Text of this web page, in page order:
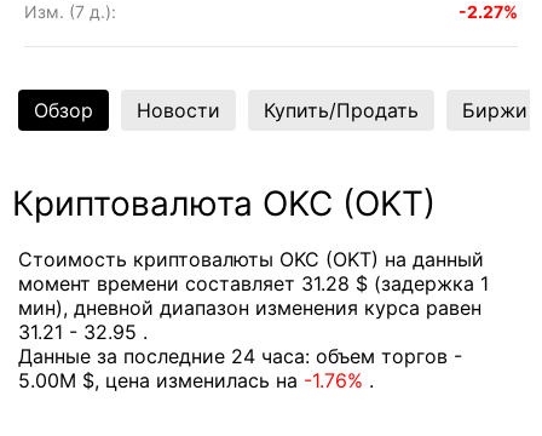
Изм. (7 д.):
-2.27%
Обзор Новости Купить/Продать Биржи
Криптовалюта OKC (OKT)
Стоимость криптовалюты OKC (OKT) на данный
момент времени составляет 31.28 $ (задержка 1
мин), дневной диапазон изменения курса равен
31.21 - 32.95 .
Данные за последние 24 часа: объем торгов -
5.00M $, цена изменилась на -1.76% .